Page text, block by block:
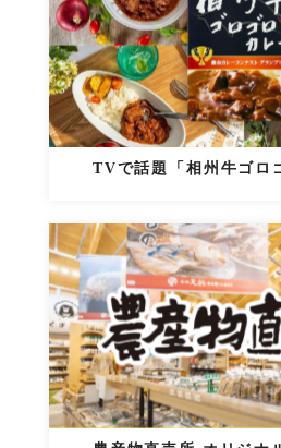
TVで話題「相州牛ゴロ